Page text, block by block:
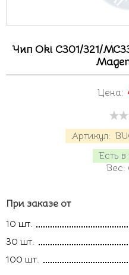
Чип Oki C301/321/
Артикул:
Есть
Вес:
Цена:
При заказе от
10 шт.
30 шт.
100 шт.